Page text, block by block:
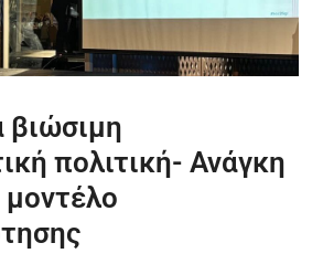
βιώσιμη
πολιτική- Ανάγκη
μοντέλο